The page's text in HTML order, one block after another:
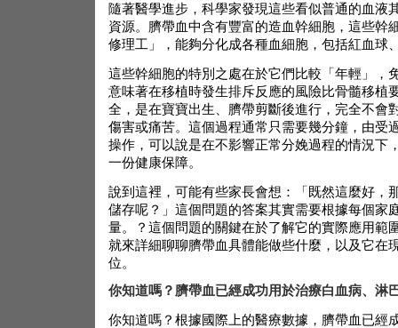
隨著醫學進步，科學家發現這些看似普通的血液
資源。臍帶血中含有豐富的造血幹細胞，這些幹
修理工」，能夠分化成各種血細胞，包括紅血球
這些幹細胞的特別之處在於它們比較「年輕」，
意味著在移植時發生排斥反應的風險比骨髓移植
全，是在寶寶出生、臍帶剪斷後進行，完全不會
傷害或痛苦。這個過程通常只需要幾分鐘，由受
操作，可以說是在不影響正常分娩過程的情況下
一份健康保障。
說到這裡，可能有些家長會想：「既然這麼好，
儲存呢？」這個問題的答案其實需要根據每個家
量。？這個問題的關鍵在於了解它的實際應用範
就來詳細聊聊臍帶血具體能做些什麼，以及它在
位。
你知道嗎？臍帶血已經成功用於治療白血病、淋
你知道嗎？根據國際上的醫療數據，臍帶血已經